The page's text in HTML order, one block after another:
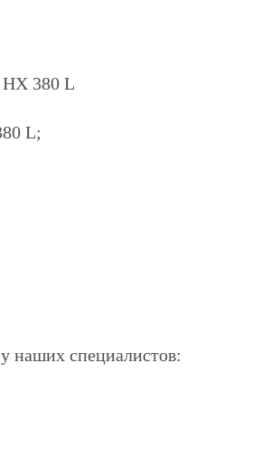
380 L
L;
наших специалистов: